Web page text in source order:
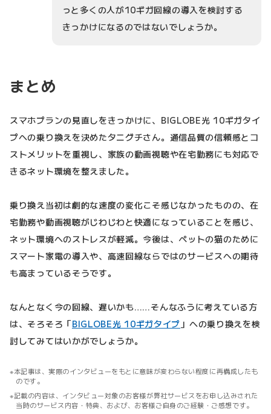
っと多くの人が10ギガ回線の導入を検討する
きっかけになるのではないでしょうか。
まとめ
スマホプランの見直しをきっかけに、BIGLOBE光 10ギガタイ
プへの乗り換えを決めたタニグチさん。通信品質の信頼感とコ
ストメリットを重視し、家族の動画視聴や在宅勤務にも対応で
きるネット環境を整えました。
乗り換え当初は劇的な速度の変化こそ感じなかったものの、在
宅勤務や動画視聴がじわじわと快適になっていることを感じ、
ネット環境へのストレスが軽減。今後は、ペットの猫のために
スマート家電の導入や、高速回線ならではのサービスへの期待
も高まっているそうです。
なんとなく今の回線、遅いかも……そんなふうに考えている方
は、そろそろ「BIGLOBE光 10ギガタイプ 」への乗り換えを検
討してみてはいかがでしょうか。
本記事は、実際のインタビューをもとに意味が変わらない程度に再構成したも
のです。
記載の内容は、インタビュー対象のお客様が弊社サービスをお申し込みされた
当時のサービス内容・特典、および、お客様ご自身のご経験・ご感想です。